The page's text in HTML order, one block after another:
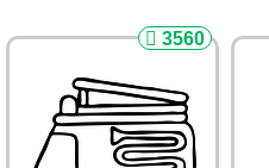
3560